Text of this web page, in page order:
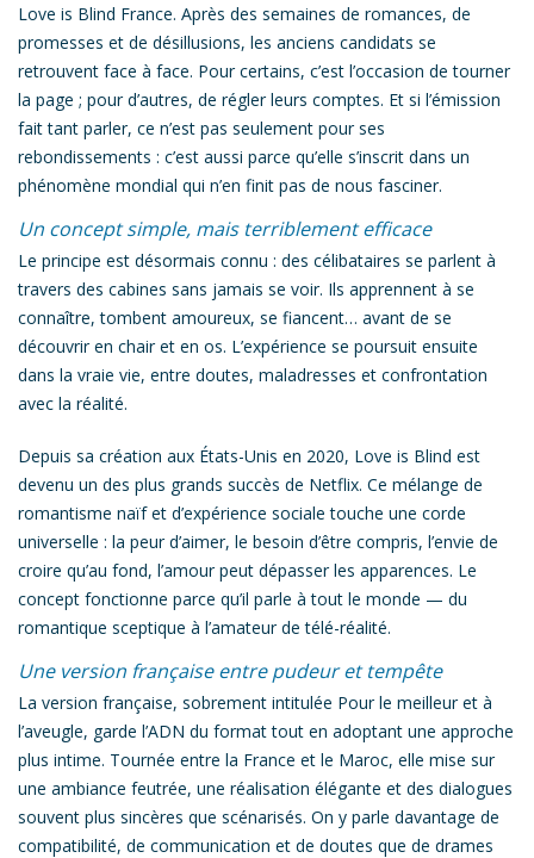
Love is Blind France. Après des semaines de romances, de
promesses et de désillusions, les anciens candidats se
retrouvent face à face. Pour certains, c’est l’occasion de tourner
la page ; pour d’autres, de régler leurs comptes. Et si l’émission
fait tant parler, ce n’est pas seulement pour ses
rebondissements : c’est aussi parce qu’elle s’inscrit dans un
phénomène mondial qui n’en finit pas de nous fasciner.
Un concept simple, mais terriblement efficace
Le principe est désormais connu : des célibataires se parlent à
travers des cabines sans jamais se voir. Ils apprennent à se
connaître, tombent amoureux, se fiancent… avant de se
découvrir en chair et en os. L’expérience se poursuit ensuite
dans la vraie vie, entre doutes, maladresses et confrontation
avec la réalité.
Depuis sa création aux États-Unis en 2020, Love is Blind est
devenu un des plus grands succès de Netflix. Ce mélange de
romantisme naïf et d’expérience sociale touche une corde
universelle : la peur d’aimer, le besoin d’être compris, l’envie de
croire qu’au fond, l’amour peut dépasser les apparences. Le
concept fonctionne parce qu’il parle à tout le monde — du
romantique sceptique à l’amateur de télé-réalité.
Une version française entre pudeur et tempête
La version française, sobrement intitulée Pour le meilleur et à
l’aveugle, garde l’ADN du format tout en adoptant une approche
plus intime. Tournée entre la France et le Maroc, elle mise sur
une ambiance feutrée, une réalisation élégante et des dialogues
souvent plus sincères que scénarisés. On y parle davantage de
compatibilité, de communication et de doutes que de drames